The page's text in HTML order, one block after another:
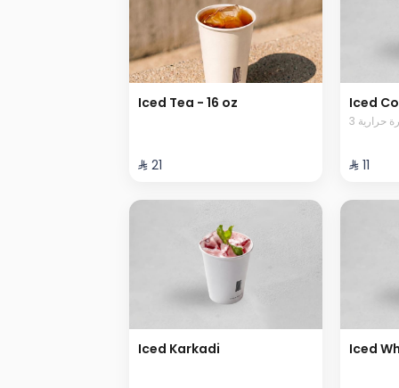
Iced Tea - 16 oz
⁨⁦‪‬ 21⁩
Iced
حرارية
⁨⁦‪‬ 11⁩
Iced Karkadi Iced